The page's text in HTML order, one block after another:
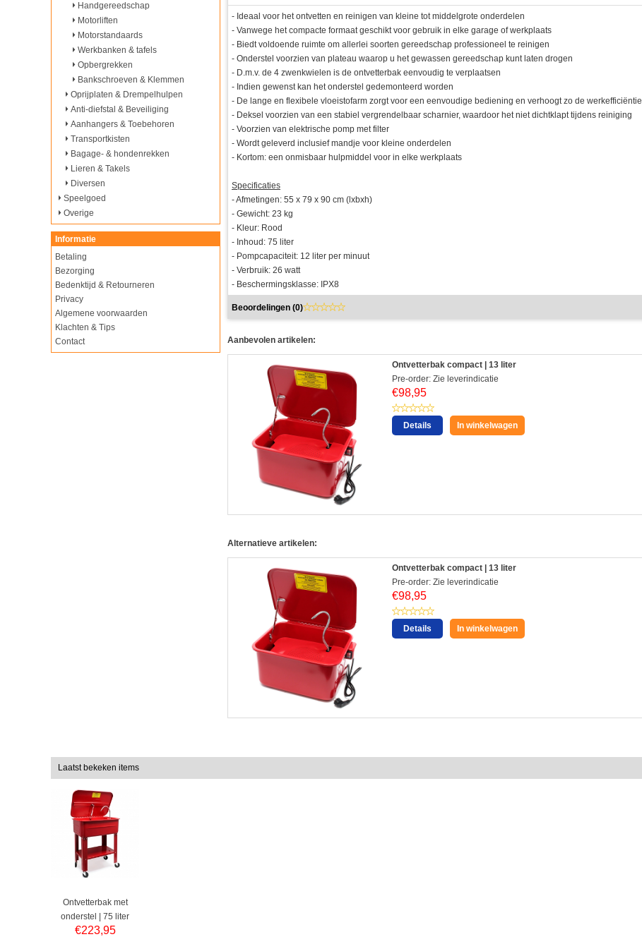
Handgereedschap
Motorliften
Motorstandaards
Werkbanken & tafels
Opbergrekken
Bankschroeven & Klemmen
Oprijplaten & Drempelhulpen
Anti-diefstal & Beveiliging
Aanhangers & Toebehoren
Transportkisten
Bagage- & hondenrekken
Lieren & Takels
Diversen
Speelgoed
Overige
Informatie
Betaling
Bezorging
Bedenktijd & Retourneren
Privacy
Algemene voorwaarden
Klachten & Tips
Contact
- Ideaal voor het ontvetten en reinigen van kleine tot middelgrote onderdelen
- Vanwege het compacte formaat geschikt voor gebruik in elke garage of werkplaats
- Biedt voldoende ruimte om allerlei soorten gereedschap professioneel te reinigen
- Onderstel voorzien van plateau waarop u het gewassen gereedschap kunt laten drogen
- D.m.v. de 4 zwenkwielen is de ontvetterbak eenvoudig te verplaatsen
- Indien gewenst kan het onderstel gedemonteerd worden
- De lange en flexibele vloeistofarm zorgt voor een eenvoudige bediening en verhoogt zo de werkefficiëntie
- Deksel voorzien van een stabiel vergrendelbaar scharnier, waardoor het niet dichtklapt tijdens reiniging
- Voorzien van elektrische pomp met filter
- Wordt geleverd inclusief mandje voor kleine onderdelen
- Kortom: een onmisbaar hulpmiddel voor in elke werkplaats
Specificaties
- Afmetingen: 55 x 79 x 90 cm (lxbxh)
- Gewicht: 23 kg
- Kleur: Rood
- Inhoud: 75 liter
- Pompcapaciteit: 12 liter per minuut
- Verbruik: 26 watt
- Beschermingsklasse: IPX8
Beoordelingen (0)
Aanbevolen artikelen:
Ontvetterbak compact | 13 liter
Pre-order: Zie leverindicatie
€98,95
Details In winkelwagen
Alternatieve artikelen:
Ontvetterbak compact | 13 liter
Pre-order: Zie leverindicatie
€98,95
Details In winkelwagen
Laatst bekeken items
Ontvetterbak met
onderstel | 75 liter
€223,95